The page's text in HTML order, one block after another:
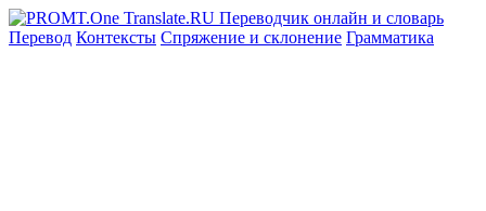
Перевод Контексты Спряжение и склонение Грамматика